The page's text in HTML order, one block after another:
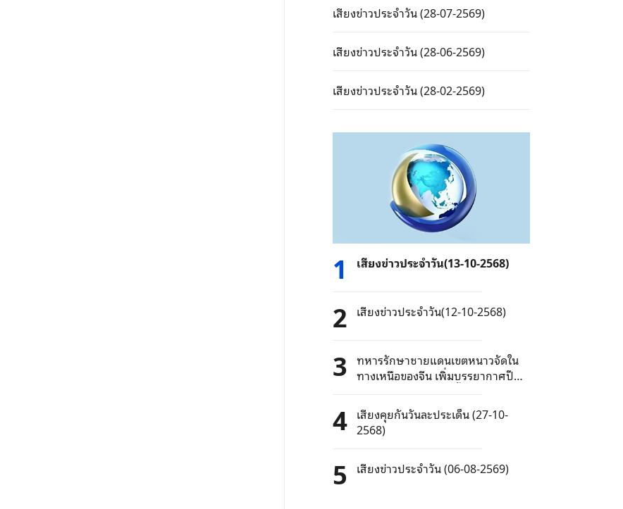
เสียงข่าวประจำวัน (28-07-2569)
เสียงข่าวประจำวัน (28-06-2569)
เสียงข่าวประจำวัน (28-02-2569)
1 เสียงข่าวประจำวัน(13-10-2568)
2 เสียงข่าวประจำวัน(12-10-2568)
3 ทหารรักษาชายแดนเขตหนาวจัดใน
ทางเหนือของจีน เพิ่มบรรยากาศปี
ใหม่ด้วยการแสดงรำพื้นบ้าน
4 เสียงคุยกันวันละประเด็น (27-10-
2568)
5 เสียงข่าวประจำวัน (06-08-2569)